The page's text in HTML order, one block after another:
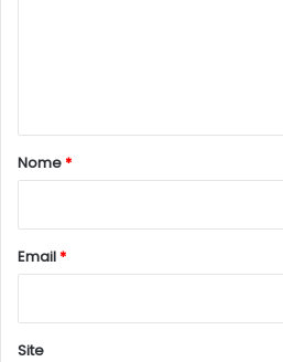
r
*
Nome*
Email*
Site